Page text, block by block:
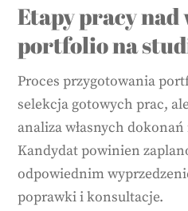
Etapy pracy nad
portfolio na
Proces przygotowania
selekcja gotowych prac,
analiza własnych
Kandydat powinien
odpowiednim
poprawki i konsultacje.